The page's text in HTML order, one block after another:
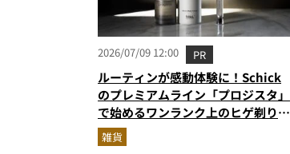
2026/07/09 12:00 PR
ルーティンが感動体験に！Schick
のプレミアムライン「プロジスタ」
で始めるワンランク上のヒゲ剃り習
慣
雑貨